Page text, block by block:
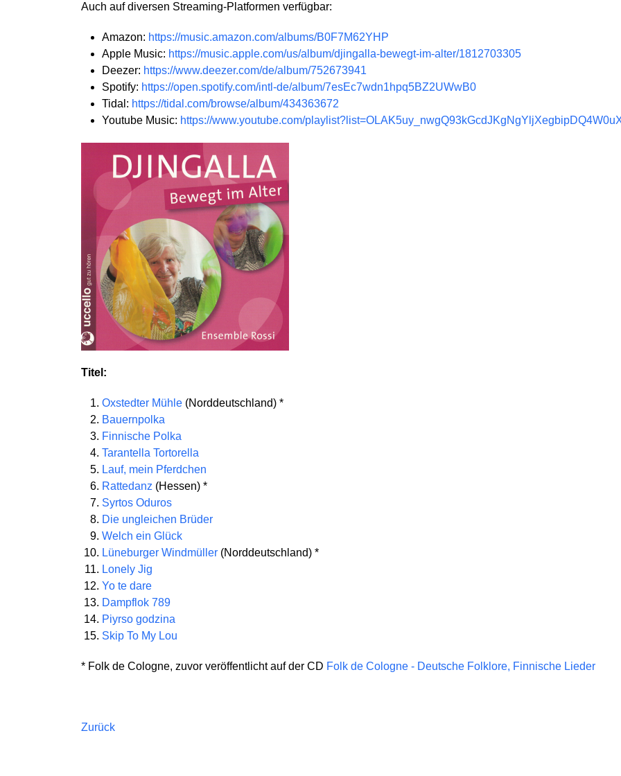
Auch auf diversen Streaming-Platformen verfügbar:
Amazon: https://music.amazon.com/albums/B0F7M62YHP
Apple Music: https://music.apple.com/us/album/djingalla-bewegt-im-alter/1812703305
Deezer: https://www.deezer.com/de/album/752673941
Spotify: https://open.spotify.com/intl-de/album/7esEc7wdn1hpq5BZ2UWwB0
Tidal: https://tidal.com/browse/album/434363672
Youtube Music: https://www.youtube.com/
Titel:
Oxstedter Mühle (Norddeutschland) *
Bauernpolka
Finnische Polka
Tarantella Tortorella
Lauf, mein Pferdchen
Rattedanz (Hessen) *
Syrtos Oduros
Die ungleichen Brüder
Welch ein Glück
Lüneburger Windmüller (Norddeutschland) *
Lonely Jig
Yo te dare
Dampflok 789
Piyrso godzina
Skip To My Lou
* Folk de Cologne, zuvor veröffentlicht auf der CD Folk de Cologne - Deutsche Folklore, Finnische Lieder
Zurück